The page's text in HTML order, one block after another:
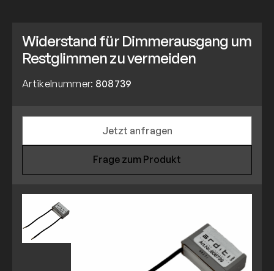
Widerstand für Dimmerausgang um
Restglimmen zu vermeiden
Artikelnummer: 808739
Jetzt anfragen
Frage zum Produkt